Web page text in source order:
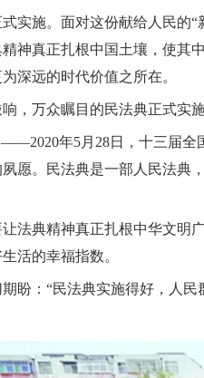
式实施。面对这份献给人民
神真正扎根中国土壤，使其
深远的时代价值之所在。
，万众瞩目的民法典正式实施
年5月28日，十三届
愿。民法典是一部人民法典
法典精神真正扎根中华文明
活的幸福指数。
盼：“民法典实施得好，人